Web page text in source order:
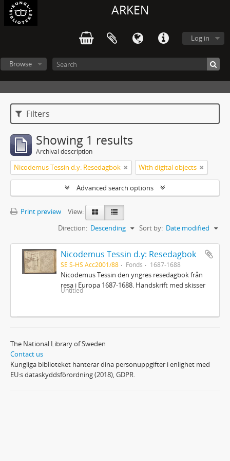
ARKEN
Log in
Browse
Filters
Showing 1 results
Archival description
Nicodemus Tessin d.y: Resedagbok With digital objects
Advanced search options
Print preview
View:
Sort by: Date modified
Direction: Descending
Nicodemus Tessin d.y: Resedagbok
SE S-HS Acc2001/88 Fonds 1687-1688
Nicodemus Tessin den yngres resedagbok från
resa i Europa 1687-1688. Handskrift med skisser
Untitled
The National Library of Sweden
Contact us
Kungliga biblioteket hanterar dina personuppgifter i enlighet med
EU:s dataskyddsförordning (2018), GDPR.